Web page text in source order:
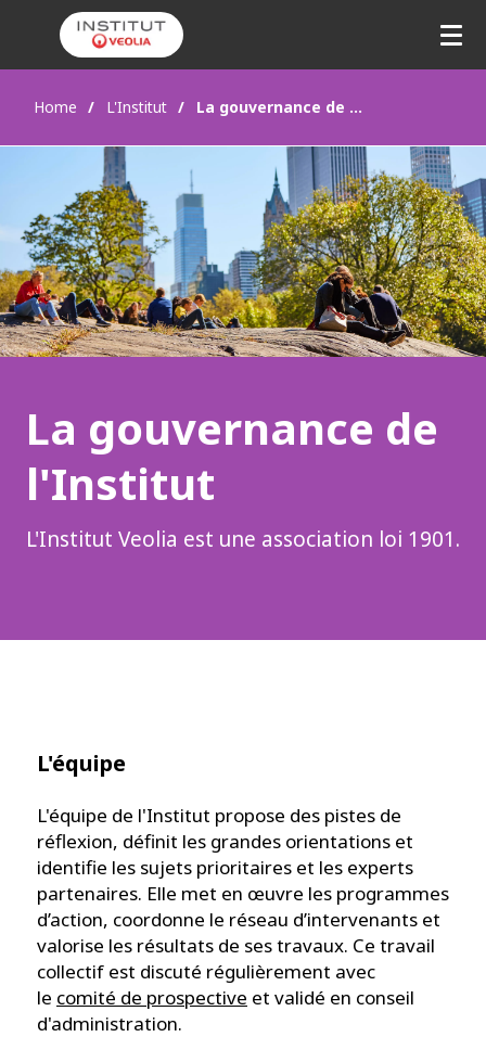
Home L'Institut La gouvernance de l'Institut
La gouvernance de
l'Institut
L'Institut Veolia est une association loi 1901.
L'équipe
L'équipe de l'Institut propose des pistes de
réflexion, définit les grandes orientations et
identifie les sujets prioritaires et les experts
partenaires. Elle met en œuvre les programmes
d’action, coordonne le réseau d’intervenants et
valorise les résultats de ses travaux. Ce travail
collectif est discuté régulièrement avec
le comité de prospective et validé en conseil
d'administration.